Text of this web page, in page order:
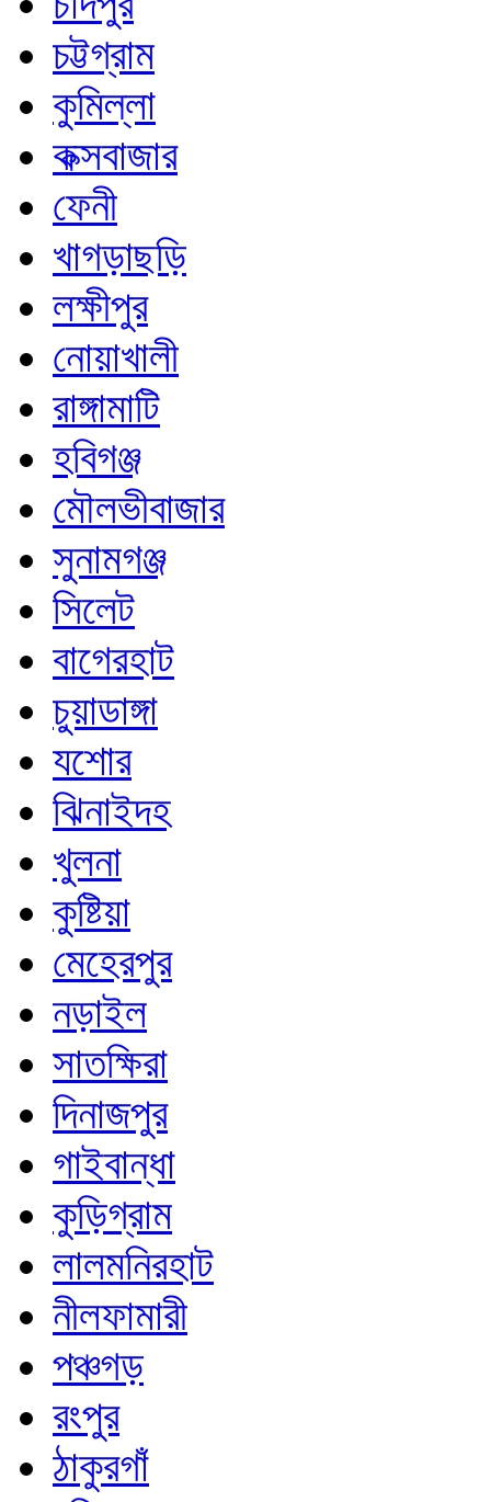
চট্টগ্রাম
কুমিল্লা
কক্সবাজার
ফেনী
খাগড়াছড়ি
লক্ষীপুর
নোয়াখালী
রাঙ্গামাটি
হবিগঞ্জ
মৌলভীবাজার
সুনামগঞ্জ
সিলেট
বাগেরহাট
চুয়াডাঙ্গা
যশোর
ঝিনাইদহ
খুলনা
কুষ্টিয়া
মেহেরপুর
নড়াইল
সাতক্ষিরা
দিনাজপুর
গাইবান্ধা
কুড়িগ্রাম
লালমনিরহাট
নীলফামারী
পঞ্চগড়
রংপুর
ঠাকুরগাঁ